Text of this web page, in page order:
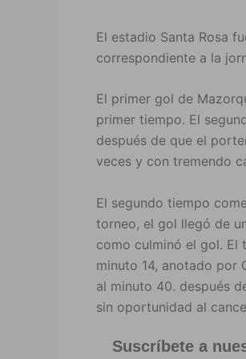
El estadio Santa Rosa
correspondiente a la
El primer gol de
primer tiempo. El
después de que el
veces y con tremendo
El segundo tiempo
torneo, el gol llegó de
como culminó el gol. El
minuto 14, anotado por
al minuto 40. después
sin oportunidad al
Suscríbete a